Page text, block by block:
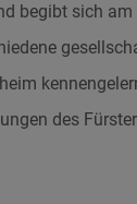
begibt sich
des